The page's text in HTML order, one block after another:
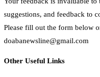
suggestions, and feedback to
Please fill out the form below
doabanewsline@gmail.com
Other Useful Links